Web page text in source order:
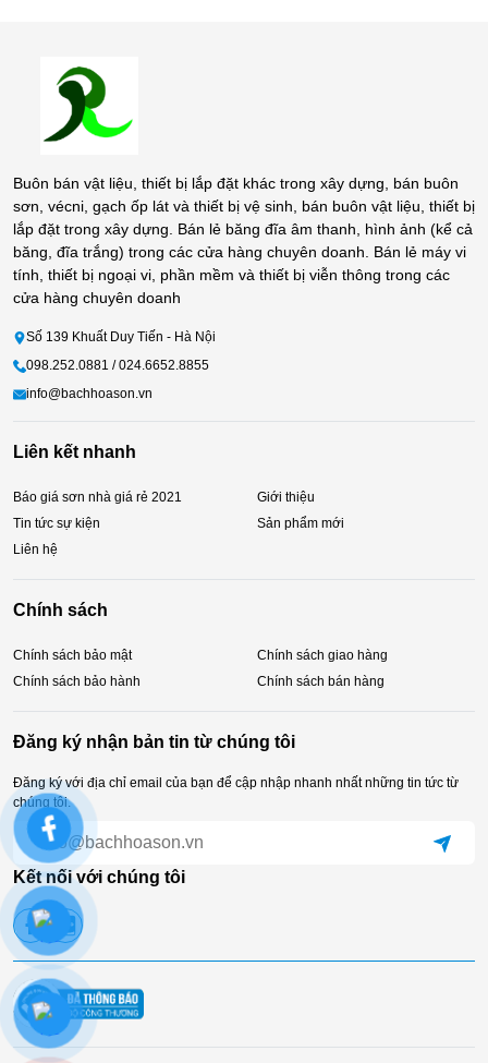
Buôn bán vật liệu, thiết bị lắp đặt khác trong xây dựng, bán buôn
sơn, vécni, gạch ốp lát và thiết bị vệ sinh, bán buôn vật liệu, thiết bị
lắp đặt trong xây dựng. Bán lẻ băng đĩa âm thanh, hình ảnh (kể cả
băng, đĩa trắng) trong các cửa hàng chuyên doanh. Bán lẻ máy vi
tính, thiết bị ngoại vi, phần mềm và thiết bị viễn thông trong các
cửa hàng chuyên doanh
Số 139 Khuất Duy Tiến - Hà Nội
098.252.0881 / 024.6652.8855
info@bachhoason.vn
Liên kết nhanh
Báo giá sơn nhà giá rẻ 2021
Giới thiệu
Tin tức sự kiện
Sản phẩm mới
Liên hệ
Chính sách
Chính sách bảo mật
Chính sách giao hàng
Chính sách bảo hành
Chính sách bán hàng
Đăng ký nhận bản tin từ chúng tôi
Đăng ký với địa chỉ email của bạn để cập nhập nhanh nhất những tin tức từ
chúng tôi.
Kết nối với chúng tôi